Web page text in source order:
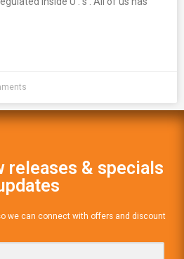
releases & specials
we can connect with offers and discount